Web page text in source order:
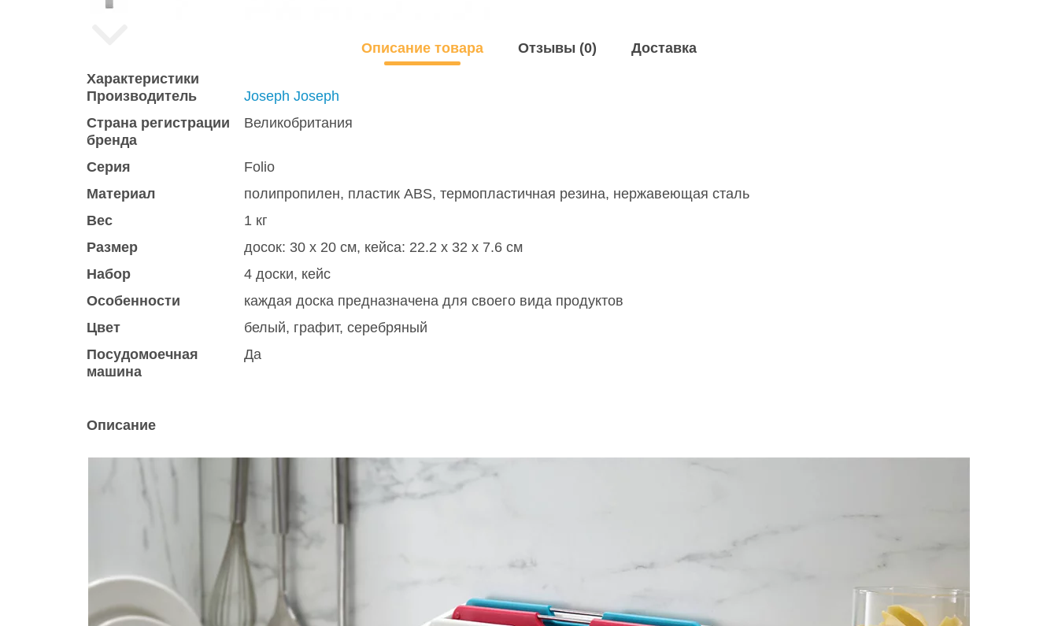
Описание товара Отзывы (0)
Доставка
Характеристики
Производитель
Joseph Joseph
Страна регистрации
бренда
Великобритания
Серия
Folio
Материал
полипропилен, пластик ABS, термопластичная резина, нержавеющая сталь
Вес
1 кг
Размер
досок: 30 х 20 см, кейса: 22.2 x 32 x 7.6 см
Набор
4 доски, кейс
Особенности
каждая доска предназначена для своего вида продуктов
Цвет
белый, графит, серебряный
Посудомоечная
машина
Да
Описание